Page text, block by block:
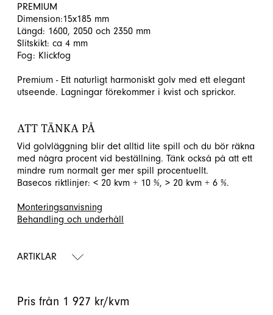
PREMIUM
Dimension:15x185 mm
Längd: 1600, 2050 och 2350 mm
Slitskikt: ca 4 mm
Fog: Klickfog
Premium - Ett naturligt harmoniskt golv med ett elegant
utseende. Lagningar förekommer i kvist och sprickor.
ATT TÄNKA PÅ
Vid golvläggning blir det alltid lite spill och du bör räkna
med några procent vid beställning. Tänk också på att ett
mindre rum normalt ger mer spill procentuellt.
Basecos riktlinjer: < 20 kvm + 10 %, > 20 kvm + 6 %.
Monteringsanvisning
Behandling och underhåll
ARTIKLAR
Pris från 1 927 kr/kvm